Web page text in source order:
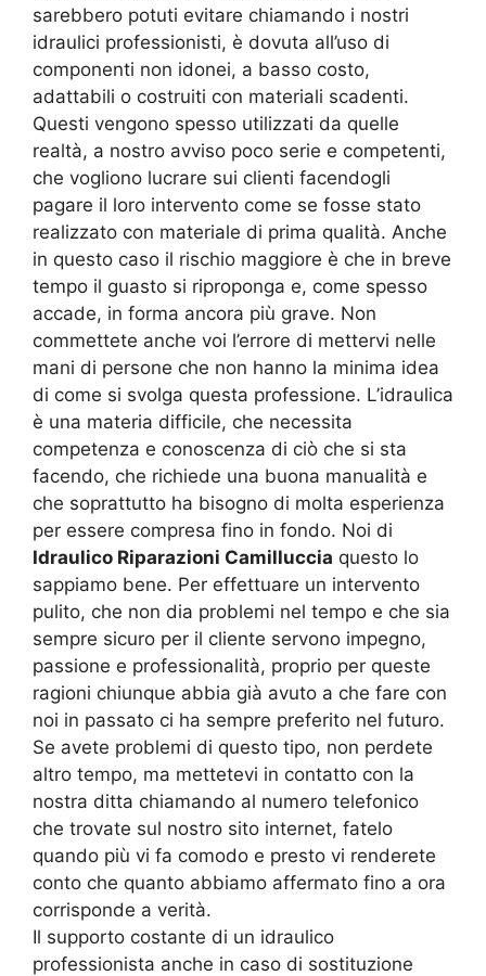
sarebbero potuti evitare chiamando i nostri
idraulici professionisti, è dovuta all’uso di
componenti non idonei, a basso costo,
adattabili o costruiti con materiali scadenti.
Questi vengono spesso utilizzati da quelle
realtà, a nostro avviso poco serie e competenti,
che vogliono lucrare sui clienti facendogli
pagare il loro intervento come se fosse stato
realizzato con materiale di prima qualità. Anche
in questo caso il rischio maggiore è che in breve
tempo il guasto si riproponga e, come spesso
accade, in forma ancora più grave. Non
commettete anche voi l’errore di mettervi nelle
mani di persone che non hanno la minima idea
di come si svolga questa professione. L’idraulica
è una materia difficile, che necessita
competenza e conoscenza di ciò che si sta
facendo, che richiede una buona manualità e
che soprattutto ha bisogno di molta esperienza
per essere compresa fino in fondo. Noi di
Idraulico Riparazioni Camilluccia questo lo
sappiamo bene. Per effettuare un intervento
pulito, che non dia problemi nel tempo e che sia
sempre sicuro per il cliente servono impegno,
passione e professionalità, proprio per queste
ragioni chiunque abbia già avuto a che fare con
noi in passato ci ha sempre preferito nel futuro.
Se avete problemi di questo tipo, non perdete
altro tempo, ma mettetevi in contatto con la
nostra ditta chiamando al numero telefonico
che trovate sul nostro sito internet, fatelo
quando più vi fa comodo e presto vi renderete
conto che quanto abbiamo affermato fino a ora
corrisponde a verità.
Il supporto costante di un idraulico
professionista anche in caso di sostituzione